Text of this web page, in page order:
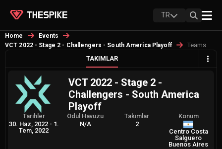
TR
Home
Events
VCT 2022 - Stage 2 - Challengers - South America Playoff
Teams
TAKIMLAR
VCT 2022 - Stage 2 -
Challengers - South America
Playoff
Tarihler
30. Haz, 2022 - 1.
Tem, 2022
Ödül Havuzu
N/A
Takımlar
2
Konum
Centro Costa
Salguero
Buenos Aires